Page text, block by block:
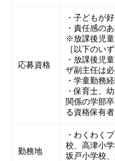
応募資格
・子どもが
・責任感の
※放課後児童
［以下のい
・放課後児
ザ副主任は必
・学童勤務
・保育士、
関係の学部
る資格保有者
勤務地
・わくわく
校、高津小
坂戸小学校